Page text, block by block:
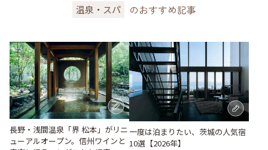
温泉・スパ のおすすめ記事
長野・浅間温泉「界 松本」がリニ
ューアルオープン。信州ワインと
一度は泊まりたい、茨城の人気宿
10選【2026年】